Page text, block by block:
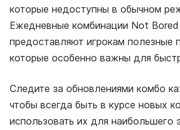
которые недоступны в обычном
Ежедневные комбинации Not Bored
предоставляют игрокам полезные
которые особенно важны для
Следите за обновлениями комбо
чтобы всегда быть в курсе новых
использовать их для наибольшего